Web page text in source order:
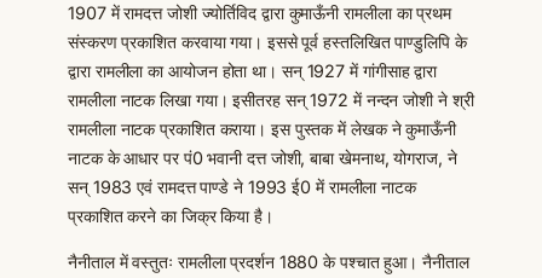
1907 में रामदत्त जोशी ज्योर्तिविद द्वारा कुमाऊँनी रामलीला का प्रथम
संस्करण प्रकाशित करवाया गया। इससे पूर्व हस्तलिखित पाण्डुलिपि के
द्वारा रामलीला का आयोजन होता था। सन् 1927 में गांगीसाह द्वारा
रामलीला नाटक लिखा गया। इसीतरह सन् 1972 में नन्दन जोशी ने श्री
रामलीला नाटक प्रकाशित कराया। इस पुस्तक में लेखक ने कुमाऊँनी
नाटक के आधार पर पं0 भवानी दत्त जोशी, बाबा खेमनाथ, योगराज, ने
सन् 1983 एवं रामदत्त पाण्डे ने 1993 ई0 में रामलीला नाटक
प्रकाशित करने का जिक्र किया है।
नैनीताल में वस्तुतः रामलीला प्रदर्शन 1880 के पश्चात हुआ। नैनीताल